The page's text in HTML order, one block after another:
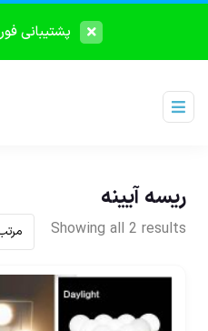
پشتیبانی فوری
ریسه آیینه
Showing all 2 results